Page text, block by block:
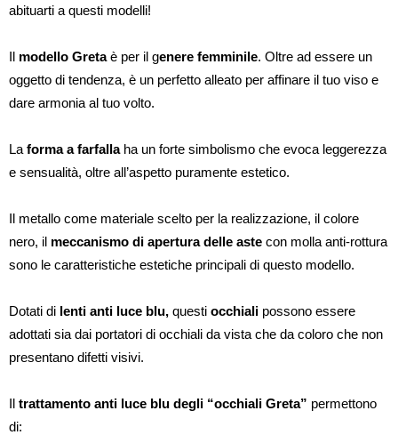
abituarti a questi modelli!
Il modello Gretaè per il genere femminile. Oltre ad essere un
oggetto di tendenza, è un perfetto alleato per affinare il tuo viso e
dare armonia al tuo volto.
La forma a farfallaha un forte simbolismo che evoca leggerezza
e sensualità, oltre all’aspetto puramente estetico.
Il metallo come materiale scelto per la realizzazione, il colore
nero, il meccanismo di apertura delle aste con molla anti-rottura
sono le caratteristiche estetiche principali di questo modello.
Dotati di lenti anti luce blu, questi occhiali possono essere
adottati sia dai portatori di occhiali da vista che da coloro che non
presentano difetti visivi.
Il trattamento anti luce blu degli “occhiali Greta” permettono
di: